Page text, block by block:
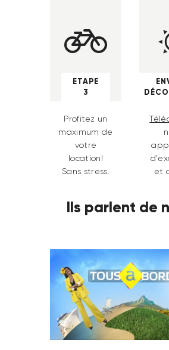
ETAPE
3
Profitez un
maximum de
votre
location!
Sans stress.
et
Ils parlent de